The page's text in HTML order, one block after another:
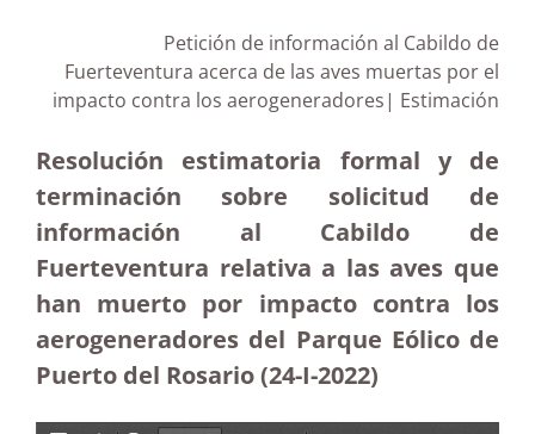
Petición de información al Cabildo de
Fuerteventura acerca de las aves muertas por el
impacto contra los aerogeneradores| Estimación
Resolución estimatoria formal y de
terminación sobre solicitud de
información al Cabildo de
Fuerteventura relativa a las aves que
han muerto por impacto contra los
aerogeneradores del Parque Eólico de
Puerto del Rosario (24-I-2022)